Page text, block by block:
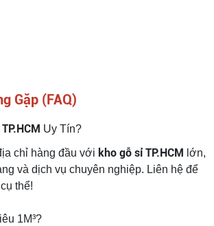
Gặp (FAQ)
TP.HCM Uy Tín?
chỉ hàng đầu với kho gỗ sỉ TP.HCM lớn,
và dịch vụ chuyên nghiệp. Liên hệ để
thể!
1M³?